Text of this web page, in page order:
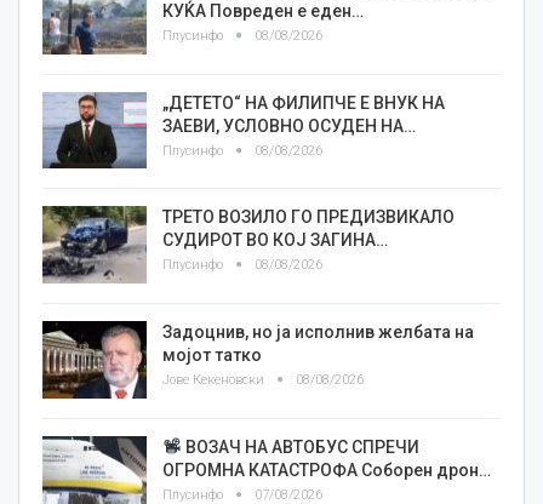
КУЌА Повреден е еден…
Плусинфо 08/08/2026
„ДЕТЕТО“ НА ФИЛИПЧЕ Е ВНУК НА
ЗАЕВИ, УСЛОВНО ОСУДЕН НА…
Плусинфо 08/08/2026
ТРЕТО ВОЗИЛО ГО ПРЕДИЗВИКАЛО
СУДИРОТ ВО КОЈ ЗАГИНА…
Плусинфо 08/08/2026
Задоцнив, но ја исполнив желбата на
мојот татко
Јове Кекеновски 08/08/2026
ВОЗАЧ НА АВТОБУС СПРЕЧИ
ОГРОМНА КАТАСТРОФА Соборен дрон…
Плусинфо 07/08/2026